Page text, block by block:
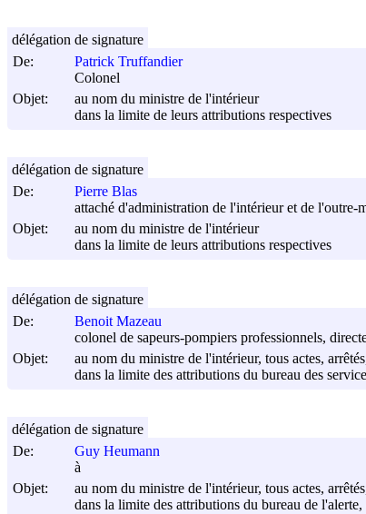
De:
Patrick Truffandier
Colonel
Objet:
au nom du ministre de l'intérieur
dans la limite de leurs attributions respectives
délégation de signature
De:
Pierre Blas
attaché d'administration de l'intérieur et de l'outre-
Objet:
au nom du ministre de l'intérieur
dans la limite de leurs attributions respectives
délégation de signature
De:
Benoit Mazeau
colonel de sapeurs-pompiers professionnels,
Objet:
au nom du ministre de l'intérieur, tous actes,
dans la limite des attributions du bureau des
délégation de signature
De:
Guy Heumann
à
Objet:
au nom du ministre de l'intérieur, tous actes,
dans la limite des attributions du bureau de
délégation de signature